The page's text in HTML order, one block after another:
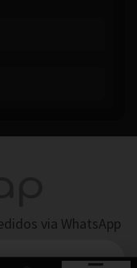
via WhatsApp
A ESTE!